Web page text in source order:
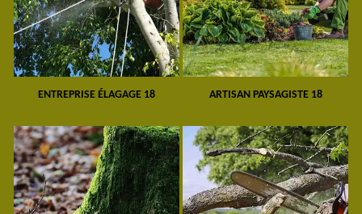
ENTREPRISE ÉLAGAGE 18 ARTISAN PAYSAGISTE 18